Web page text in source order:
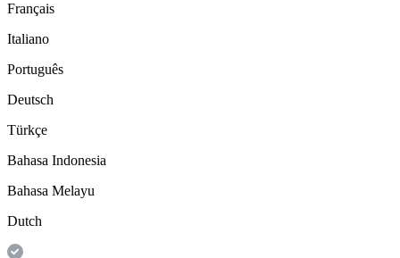
Français
Italiano
Português
Deutsch
Türkçe
Bahasa Indonesia
Bahasa Melayu
Dutch